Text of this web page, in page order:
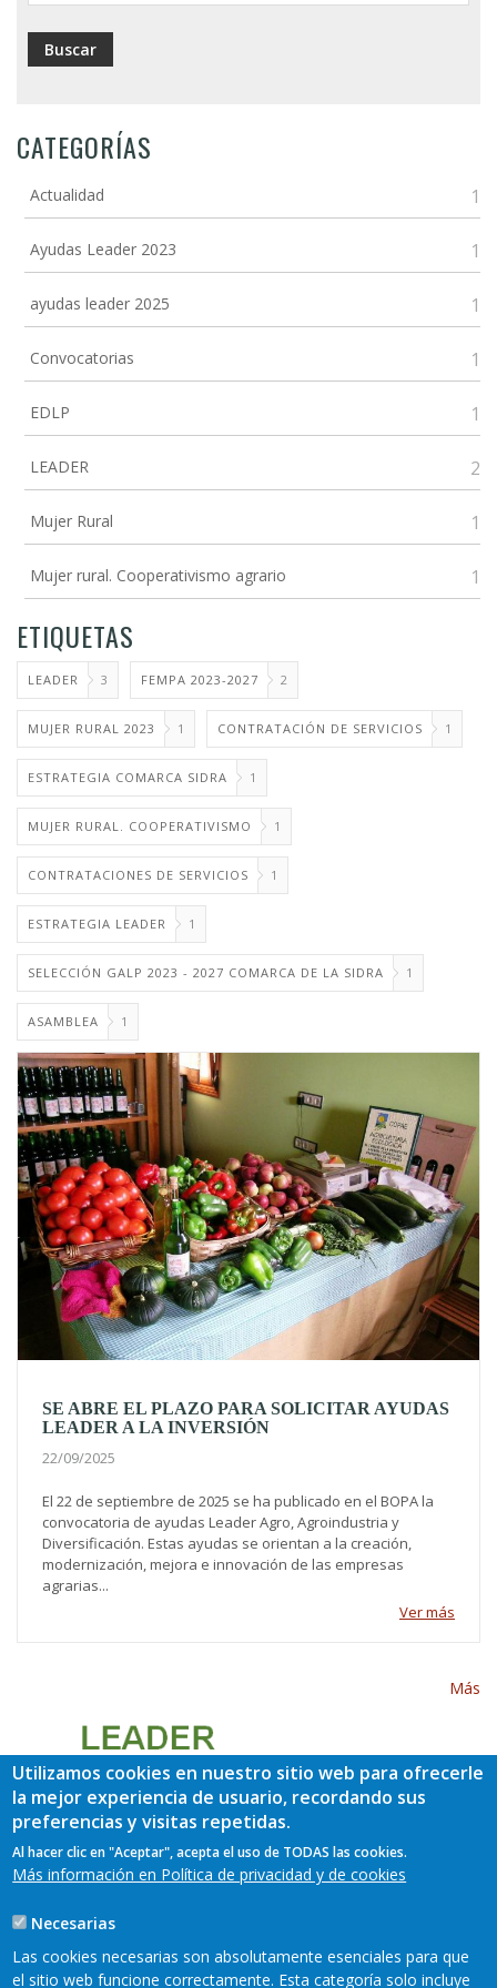
CATEGORÍAS
Actualidad 1
Ayudas Leader 2023 1
ayudas leader 2025 1
Convocatorias 1
EDLP 1
LEADER 2
Mujer Rural 1
Mujer rural. Cooperativismo agrario 1
ETIQUETAS
LEADER 3 FEMPA 2023-2027 2
MUJER RURAL 2023 1 CONTRATACIÓN DE SERVICIOS 1
ESTRATEGIA COMARCA SIDRA 1
MUJER RURAL. COOPERATIVISMO 1
CONTRATACIONES DE SERVICIOS 1
ESTRATEGIA LEADER 1
SELECCIÓN GALP 2023 - 2027 COMARCA DE LA SIDRA 1
ASAMBLEA 1
SE ABRE EL PLAZO PARA SOLICITAR AYUDAS
LEADER A LA INVERSIÓN
22/09/2025
El 22 de septiembre de 2025 se ha publicado en el BOPA la
convocatoria de ayudas Leader Agro, Agroindustria y
Diversificación. Estas ayudas se orientan a la creación,
modernización, mejora e innovación de las empresas
agrarias...
Ver más
Más
Utilizamos cookies en nuestro sitio web para ofrecerle
la mejor experiencia de usuario, recordando sus
preferencias y visitas repetidas.
Al hacer clic en "Aceptar", acepta el uso de TODAS las cookies.
Más información en Política de privacidad y de cookies
Necesarias
Las cookies necesarias son absolutamente esenciales para que
el sitio web funcione correctamente. Esta categoría solo incluye